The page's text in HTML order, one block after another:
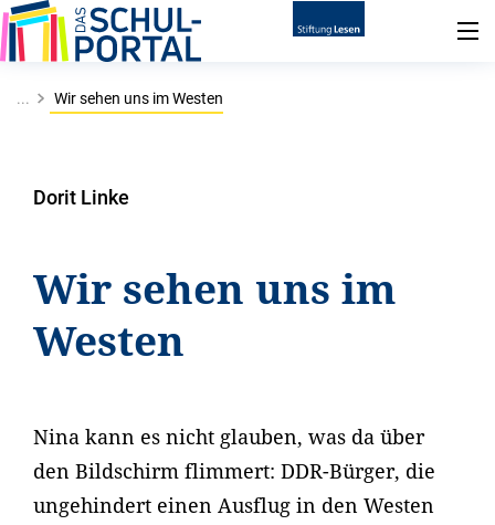
... Wir sehen uns im Westen
Dorit Linke
Wir sehen uns im
Westen
Nina kann es nicht glauben, was da über
den Bildschirm flimmert: DDR-Bürger, die
ungehindert einen Ausflug in den Westen